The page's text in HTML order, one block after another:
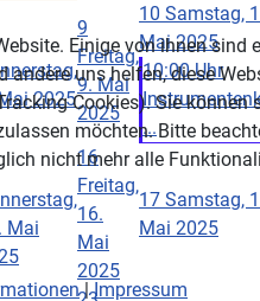
2025
9
Freitag,
9. Mai
2025
10 Samstag,
Mai 2025
10:00 Uhr
...
Mai
16
Freitag,
16.
Mai
2025
17 Samstag,
Mai 2025
Einige von ihnen sind
andere uns helfen, diese
Cookies). Sie können
möchten. Bitte
nicht mehr alle
|Impressum